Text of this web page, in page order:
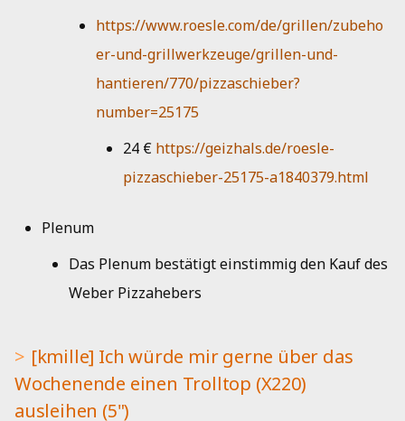
https://www.roesle.com/de/grillen/zubeho
er-und-grillwerkzeuge/grillen-und-
hantieren/770/pizzaschieber?
number=25175
24 € https://geizhals.de/roesle-
pizzaschieber-25175-a1840379.html
Plenum
Das Plenum bestätigt einstimmig den Kauf des
Weber Pizzahebers
[kmille] Ich würde mir gerne über das
Wochenende einen Trolltop (X220)
ausleihen (5")